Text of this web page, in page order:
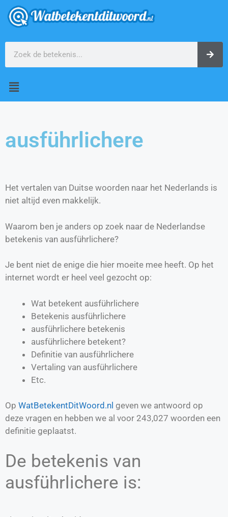
ausführlichere
Het vertalen van Duitse woorden naar het Nederlands is
niet altijd even makkelijk.
Waarom ben je anders op zoek naar de Nederlandse
betekenis van ausführlichere?
Je bent niet de enige die hier moeite mee heeft. Op het
internet wordt er heel veel gezocht op:
Wat betekent ausführlichere
Betekenis ausführlichere
ausführlichere betekenis
ausführlichere betekent?
Definitie van ausführlichere
Vertaling van ausführlichere
Etc.
Op WatBetekentDitWoord.nl geven we antwoord op
deze vragen en hebben we al voor 243,027 woorden een
definitie geplaatst.
De betekenis van
ausführlichere is: